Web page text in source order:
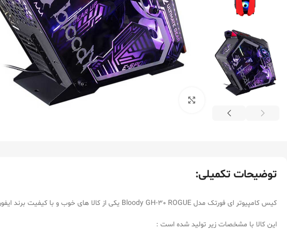
توضیحات تکمیلی:
کیس کامپیوتر ای فورتک مدل Bloody GH-30 ROGUE یکی از کالا های خوب و با کیفیت برند ایفورتک می باشد.
این کالا با مشخصات زیر تولید شده است :